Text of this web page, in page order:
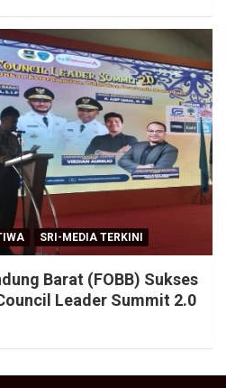
SRI-MEDIA TERKINI
Barat (FOBB) Sukses
Leader Summit 2.0